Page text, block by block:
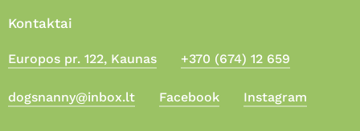
Suma:
Apmokėjimas
Kontaktai
Europos pr. 122, Kaunas +370 (674) 12 659
dogsnanny@inbox.lt Facebook Instagram